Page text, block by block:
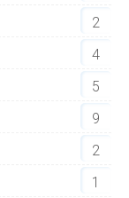
2
4
5
9
2
1